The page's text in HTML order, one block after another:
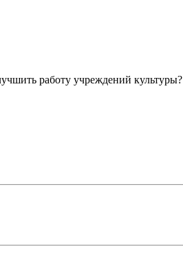
работу учреждений культуры?